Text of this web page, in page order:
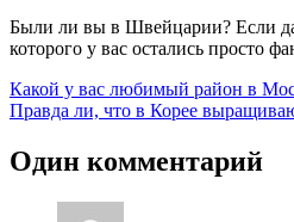
Были ли вы в Швейцарии? Если да,
которого у вас остались просто
Навигация
по
записям
Предыдущая
запись:
Какой у вас любимый район в
Следующая
Правда ли, что в Корее
Один комментарий